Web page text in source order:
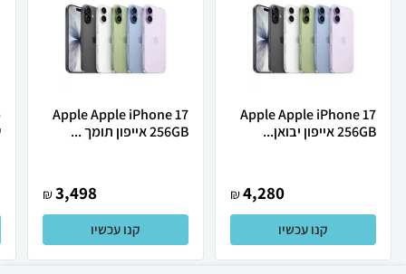
Apple Apple iPhone 17
256GB אייפון יבואן...
4,280
₪
קנו עכשיו
Apple Apple iPhone 17
256GB אייפון תומך ...
3,498
₪
קנו עכשיו